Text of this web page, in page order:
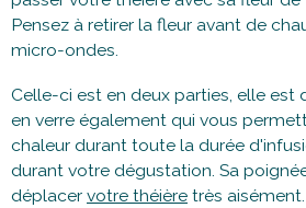
Pensez à retirer la fleur avant de
micro-ondes.
Celle-ci est en deux parties, elle est
en verre également qui vous
chaleur durant toute la durée
durant votre dégustation. Sa
déplacer votre théière très